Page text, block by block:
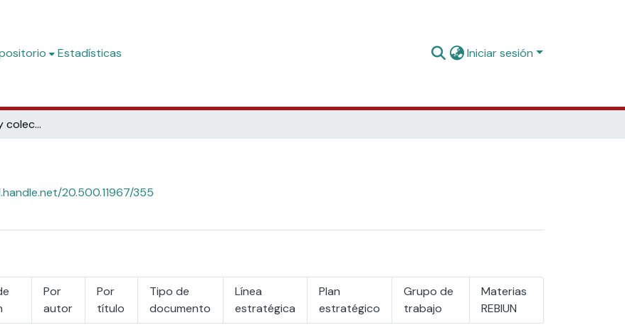
Estadísticas Iniciar sesión
Subcomunidades y colecciones
20.500.11967/355
Por
autor
Por
título
Tipo de
documento
Línea
estratégica
Plan
estratégico
Grupo de
trabajo
Materias
REBIUN